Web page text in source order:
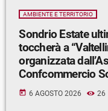
AMBIENTE E TERRITORIO
Sondrio Estate
toccherà a “Valtellina 100%”, iniziativa ideata e
organizzata
Confcommercio
con Sondrio
today 6 AGOSTO 2026 26